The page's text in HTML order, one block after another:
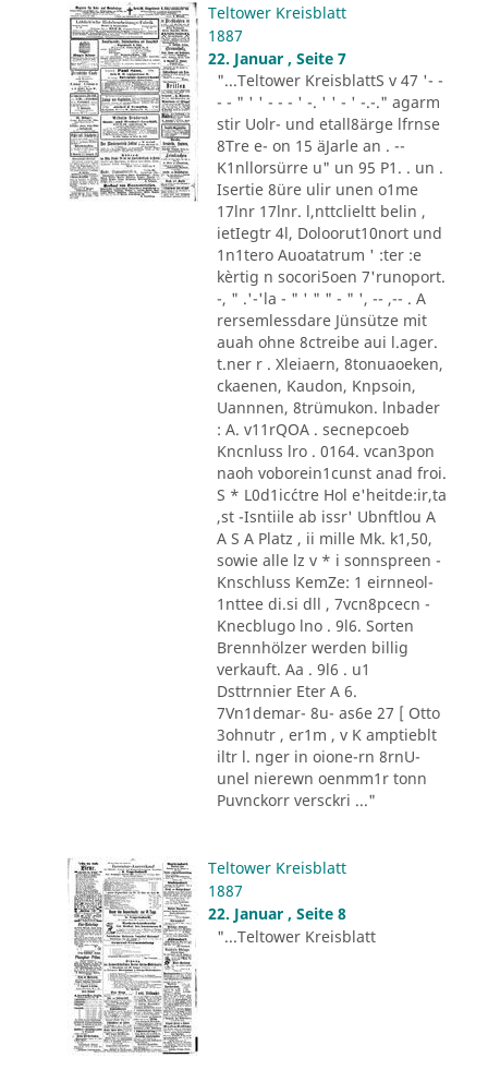
Teltower Kreisblatt
1887
22. Januar , Seite 7
"...Teltower KreisblattS v 47 '- -
- - " ' ' - - - ' -. ' ' - ' -.-." agarm
stir Uolr- und etall8ärge lfrnse
8Tre e- on 15 äJarle an . --
K1nllorsürre u" un 95 P1. . un .
Isertie 8üre ulir unen o1me
17lnr 17lnr. l,nttclieltt belin ,
ietIegtr 4l, Doloorut10nort und
1n1tero Auoatatrum ' :ter :e
kèrtig n socori5oen 7'runoport.
-, " .'-'la - " ' " " - " ', -- ,-- . A
rersemlessdare Jünsütze mit
auah ohne 8ctreibe aui l.ager.
t.ner r . Xleiaern, 8tonuaoeken,
ckaenen, Kaudon, Knpsoin,
Uannnen, 8trümukon. lnbader
: A. v11rQOA . secnepcoeb
Kncnluss lro . 0164. vcan3pon
naoh voborein1cunst anad froi.
S * L0d1ic´ctre Hol e'heitde:ir,ta
,st -Isntiile ab issr' Ubnftlou A
A S A Platz , ii mille Mk. k1,50,
sowie alle lz v * i sonnspreen -
Knschluss KemZe: 1 eirnneol-
1nttee di.si dll , 7vcn8pcecn -
Knecblugo lno . 9l6. Sorten
Brennhölzer werden billig
verkauft. Aa . 9l6 . u1
Dsttrnnier Eter A 6.
7Vn1demar- 8u- as6e 27 [ Otto
3ohnutr , er1m , v K amptieblt
iltr l. nger in oione-rn 8rnU-
unel nierewn oenmm1r tonn
Puvnckorr versckri ..."
Teltower Kreisblatt
1887
22. Januar , Seite 8
"...Teltower Kreisblatt